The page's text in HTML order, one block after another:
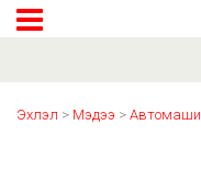
Эхлэл > Мэдээ >